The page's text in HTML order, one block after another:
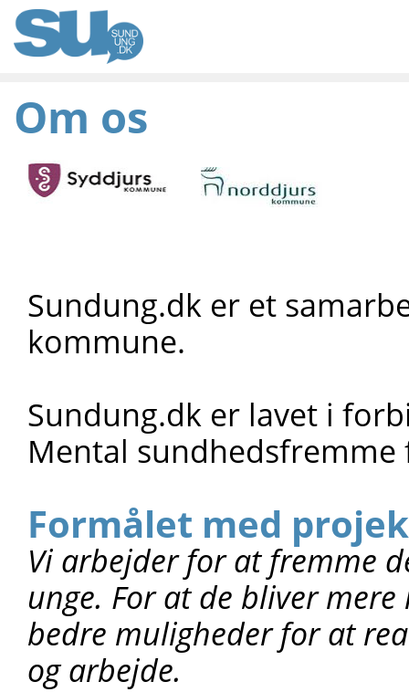
Om os
Sundung.dk er et
kommune.
Sundung.dk er lavet i
Mental
Formålet med
Vi arbejder for at fremme
unge. For at de bliver
bedre muligheder for at
og arbejde.